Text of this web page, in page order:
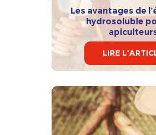
Les avantages de
hydrosoluble
LIRE